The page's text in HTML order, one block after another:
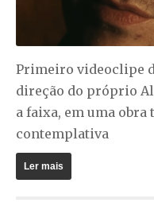
Primeiro videoclipe
direção do próprio
a faixa, em uma
contemplativa
Ler mais